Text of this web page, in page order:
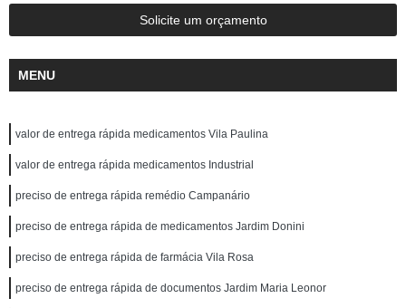
Solicite um orçamento
MENU
valor de entrega rápida medicamentos Vila Paulina
valor de entrega rápida medicamentos Industrial
preciso de entrega rápida remédio Campanário
preciso de entrega rápida de medicamentos Jardim Donini
preciso de entrega rápida de farmácia Vila Rosa
preciso de entrega rápida de documentos Jardim Maria Leonor